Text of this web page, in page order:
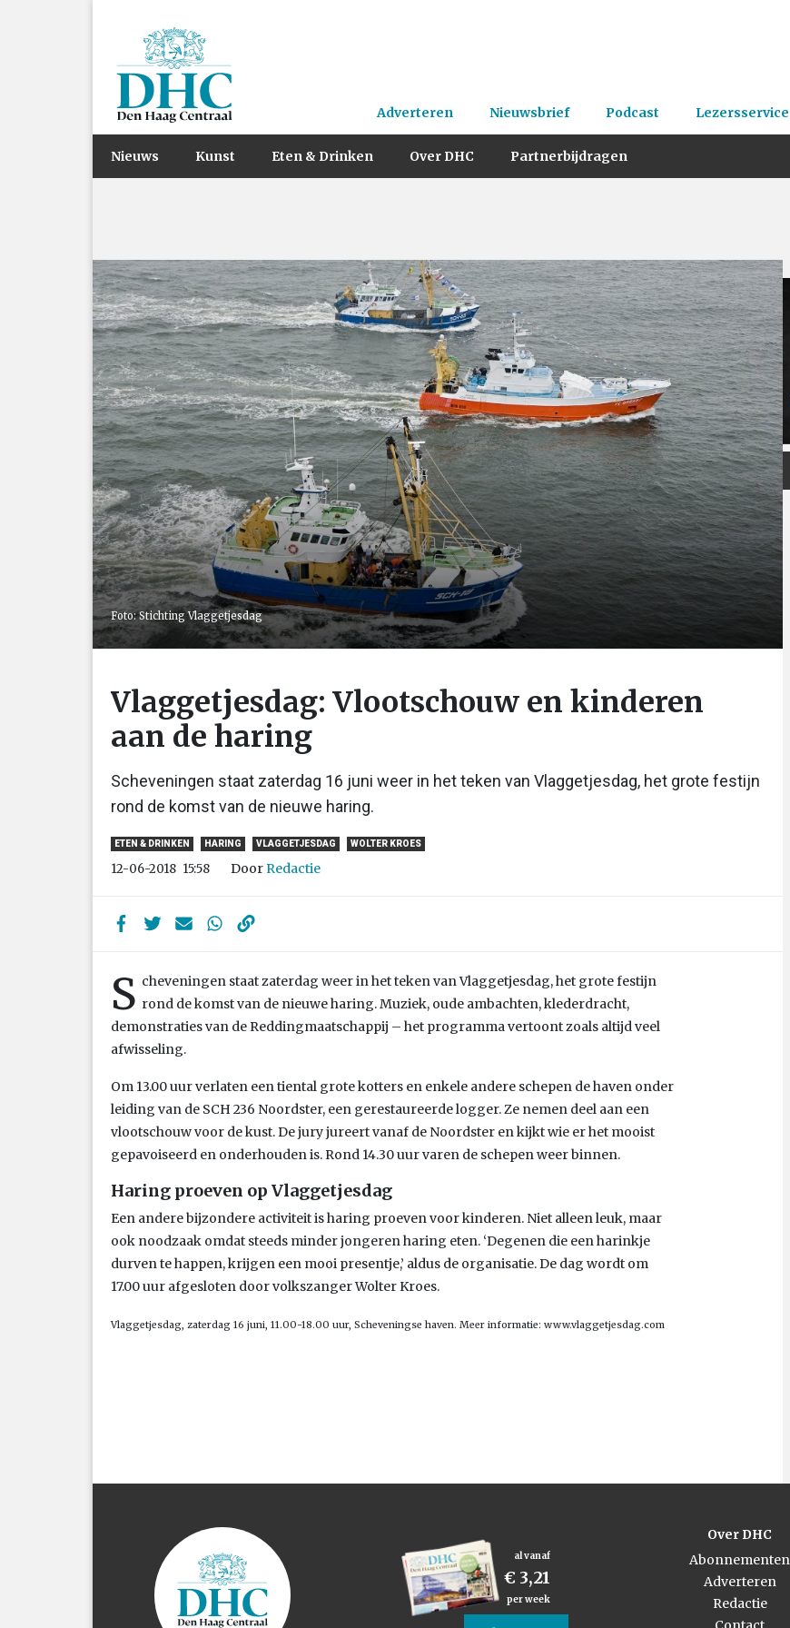
Adverteren Nieuwsbrief Podcast Lezersservice
Nieuws Kunst Eten & Drinken Over DHC Partnerbijdragen
Foto: Stichting Vlaggetjesdag
Vlaggetjesdag: Vlootschouw en kinderen
aan de haring
Scheveningen staat zaterdag 16 juni weer in het teken van Vlaggetjesdag, het grote festijn
rond de komst van de nieuwe haring.
ETEN & DRINKEN HARING VLAGGETJESDAG WOLTER KROES
12-06-2018 15:58 Door Redactie
S cheveningen staat zaterdag weer in het teken van Vlaggetjesdag, het grote festijn
rond de komst van de nieuwe haring. Muziek, oude ambachten, klederdracht,
demonstraties van de Reddingmaatschappij – het programma vertoont zoals altijd veel
afwisseling.
Om 13.00 uur verlaten een tiental grote kotters en enkele andere schepen de haven onder
leiding van de SCH 236 Noordster, een gerestaureerde logger. Ze nemen deel aan een
vlootschouw voor de kust. De jury jureert vanaf de Noordster en kijkt wie er het mooist
gepavoiseerd en onderhouden is. Rond 14.30 uur varen de schepen weer binnen.
Haring proeven op Vlaggetjesdag
Een andere bijzondere activiteit is haring proeven voor kinderen. Niet alleen leuk, maar
ook noodzaak omdat steeds minder jongeren haring eten. ‘Degenen die een harinkje
durven te happen, krijgen een mooi presentje,’ aldus de organisatie. De dag wordt om
17.00 uur afgesloten door volkszanger Wolter Kroes.
Vlaggetjesdag, zaterdag 16 juni, 11.00-18.00 uur, Scheveningse haven. Meer informatie: www.vlaggetjesdag.com
al vanaf
€ 3,21
per week
Over DHC
Abonnementen
Adverteren
Redactie